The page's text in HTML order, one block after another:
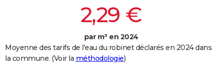
FORUM
2,29 €
par m³ en 2024
Moyenne des tarifs de l'eau du robinet déclarés en 2024 dans
la commune. (Voir la méthodologie)